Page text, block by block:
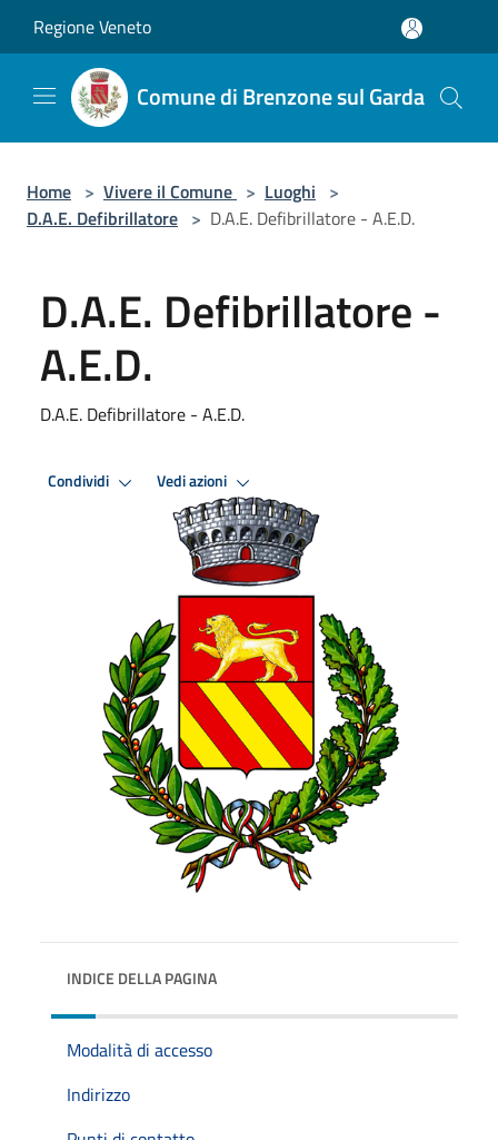
Regione Veneto
Comune di Brenzone sul Garda
Home > Vivere il Comune > Luoghi >
D.A.E. Defibrillatore > D.A.E. Defibrillatore - A.E.D.
D.A.E. Defibrillatore -
A.E.D.
D.A.E. Defibrillatore - A.E.D.
Condividi Vedi azioni
INDICE DELLA PAGINA
Modalità di accesso
Indirizzo